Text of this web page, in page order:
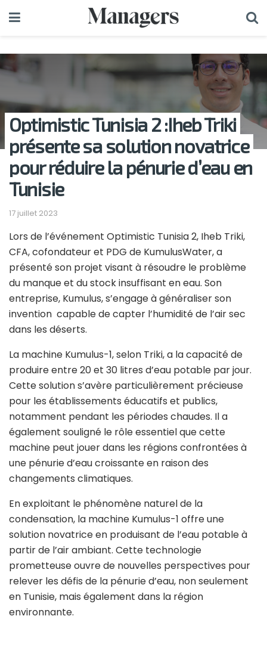
Optimistic Tunisia 2 :Iheb Triki
présente sa solution novatrice
pour réduire la pénurie d’eau en
Tunisie
17 juillet 2023
Lors de l’événement Optimistic Tunisia 2, Iheb Triki,
CFA, cofondateur et PDG de KumulusWater, a
présenté son projet visant à résoudre le problème
du manque et du stock insuffisant en eau. Son
entreprise, Kumulus, s’engage à généraliser son
invention capable de capter l’humidité de l’air sec
dans les déserts.
La machine Kumulus-1, selon Triki, a la capacité de
produire entre 20 et 30 litres d’eau potable par jour.
Cette solution s’avère particulièrement précieuse
pour les établissements éducatifs et publics,
notamment pendant les périodes chaudes. Il a
également souligné le rôle essentiel que cette
machine peut jouer dans les régions confrontées à
une pénurie d’eau croissante en raison des
changements climatiques.
En exploitant le phénomène naturel de la
condensation, la machine Kumulus-1 offre une
solution novatrice en produisant de l’eau potable à
partir de l’air ambiant. Cette technologie
prometteuse ouvre de nouvelles perspectives pour
relever les défis de la pénurie d’eau, non seulement
en Tunisie, mais également dans la région
environnante.